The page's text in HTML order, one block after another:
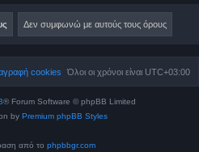
Όλοι οι χρόνοι είναι UTC+03:00
cookies
® Forum Software © phpBB Limited
by Premium phpBB Styles
από το phpbbgr.com